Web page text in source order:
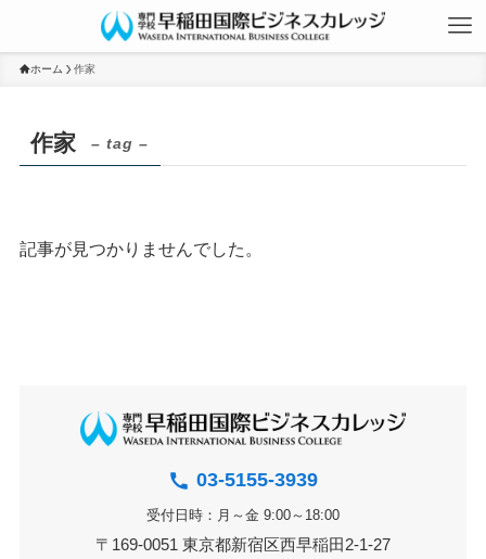
ホーム 作家
作家 – tag –
記事が見つかりませんでした。
03-5155-3939
受付日時：月～金 9:00～18:00
〒169-0051 東京都新宿区西早稲田2-1-27